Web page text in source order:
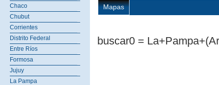
Chaco
Chubut
Corrientes
Distrito Federal
Entre Ríos
Formosa
Jujuy
La Pampa
Mapas
buscar0 =